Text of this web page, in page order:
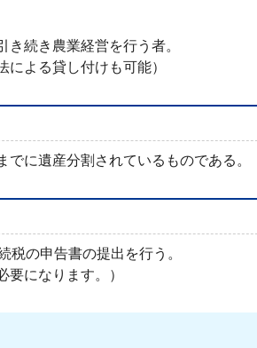
続き農業経営を行う者。
による貸し付けも可能）
に遺産分割されているものである。
税の申告書の提出を行う。
要になります。）